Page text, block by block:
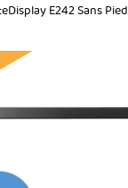
E242 Sans Pied